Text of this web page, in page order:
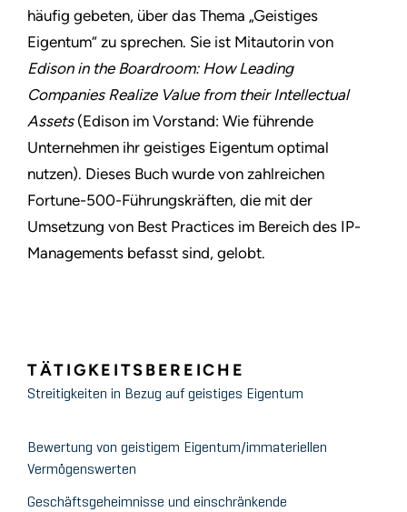
häufig gebeten, über das Thema „Geistiges
Eigentum“ zu sprechen. Sie ist Mitautorin von
Edison in the Boardroom: How Leading
Companies Realize Value from their Intellectual
Assets(Edison im Vorstand: Wie führende
Unternehmen ihr geistiges Eigentum optimal
nutzen). Dieses Buch wurde von zahlreichen
Fortune-500-Führungskräften, die mit der
Umsetzung von Best Practices im Bereich des IP-
Managements befasst sind, gelobt.
TÄTIGKEITSBEREICHE
Streitigkeiten in Bezug auf geistiges Eigentum
Bewertung von geistigem Eigentum/immateriellen
Vermögenswerten
Geschäftsgeheimnisse und einschränkende